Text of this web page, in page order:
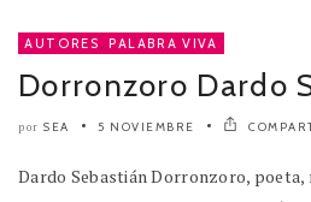
AUTORES , PALABRA VIVA
Dorronzoro Dardo
por SEA 5 NOVIEMBRE
Dardo Sebastián Dorronzoro,